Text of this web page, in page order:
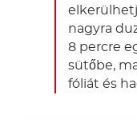
nagyra
8 percre
sütőbe,
fóliát és